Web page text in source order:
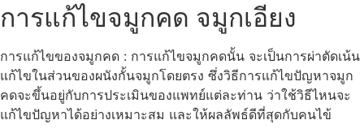
การแก้ไขจมูกคด จมูกเอียง
การแก้ไขของจมูกคด : การแก้ไขจมูกคดนั้น จะเป็นการผ่าตัดเน้น
แก้ไขในส่วนของผนังกั้นจมูกโดยตรง ซึ่งวิธีการแก้ไขปัญหาจมูก
คดจะขึ้นอยู่กับการประเมินของแพทย์แต่ละท่าน ว่าใช้วิธีไหนจะ
แก้ไขปัญหาได้อย่างเหมาะสม และให้ผลลัพธ์ดีที่สุดกับคนไข้